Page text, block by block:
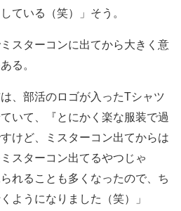
ている（笑）」そう。
スターコンに出てから大きく意
る。
、部活のロゴが入ったTシャツ
いて、『とにかく楽な服装で過
けど、ミスターコン出てからは
スターコン出てるやつじゃ
れることも多くなったので、ち
ようになりました（笑）」